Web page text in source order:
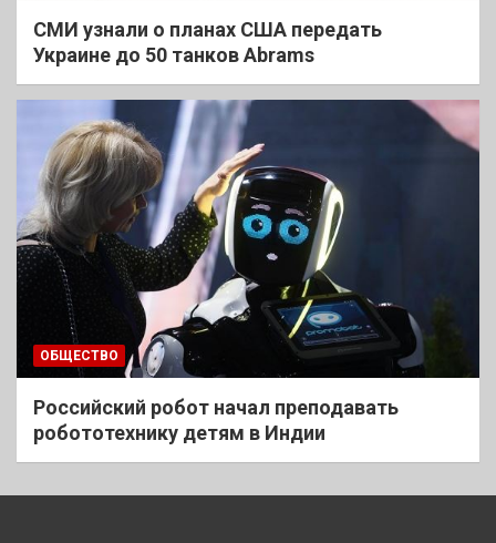
СМИ узнали о планах США передать
Украине до 50 танков Abrams
ОБЩЕСТВО
Российский робот начал преподавать
робототехнику детям в Индии